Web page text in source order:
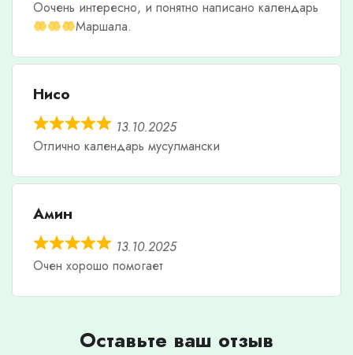
Оочень интересно, и понятно написано календарь
Маршала.
Нисо
13.10.2025
Отлично календарь мусулмански
Амин
13.10.2025
Очен хорошо помогает
Оставьте ваш отзыв